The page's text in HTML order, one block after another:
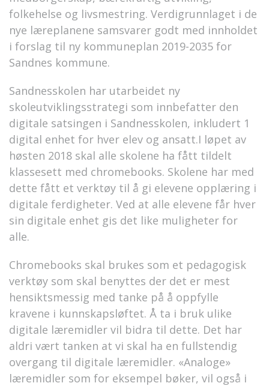
folkehelse og livsmestring. Verdigrunnlaget i de
nye læreplanene samsvarer godt med innholdet
i forslag til ny kommuneplan 2019-2035 for
Sandnes kommune.
Sandnesskolen har utarbeidet ny
skoleutviklingsstrategi som innbefatter den
digitale satsingen i Sandnesskolen, inkludert 1
digital enhet for hver elev og ansatt.I løpet av
høsten 2018 skal alle skolene ha fått tildelt
klassesett med chromebooks. Skolene har med
dette fått et verktøy til å gi elevene opplæring i
digitale ferdigheter. Ved at alle elevene får hver
sin digitale enhet gis det like muligheter for
alle.
Chromebooks skal brukes som et pedagogisk
verktøy som skal benyttes der det er mest
hensiktsmessig med tanke på å oppfylle
kravene i kunnskapsløftet. Å ta i bruk ulike
digitale læremidler vil bidra til dette. Det har
aldri vært tanken at vi skal ha en fullstendig
overgang til digitale læremidler. «Analoge»
læremidler som for eksempel bøker, vil også i